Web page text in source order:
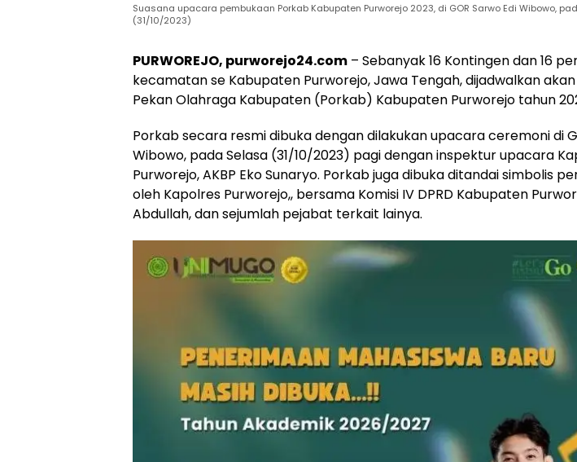
Suasana upacara pembukaan Porkab Kabupaten Purworejo 2023, di GOR Sarwo Edi Wibowo,
(31/10/2023)
PURWOREJO, purworejo24.com – Sebanyak 16 Kontingen dan 16
kecamatan se Kabupaten Purworejo, Jawa Tengah, dijadwalkan
Pekan Olahraga Kabupaten (Porkab) Kabupaten Purworejo tahun
Porkab secara resmi dibuka dengan dilakukan upacara ceremoni di
Wibowo, pada Selasa (31/10/2023) pagi dengan inspektur upacara
Purworejo, AKBP Eko Sunaryo. Porkab juga dibuka ditandai simbolis
oleh Kapolres Purworejo,, bersama Komisi IV DPRD Kabupaten
Abdullah, dan sejumlah pejabat terkait lainya.